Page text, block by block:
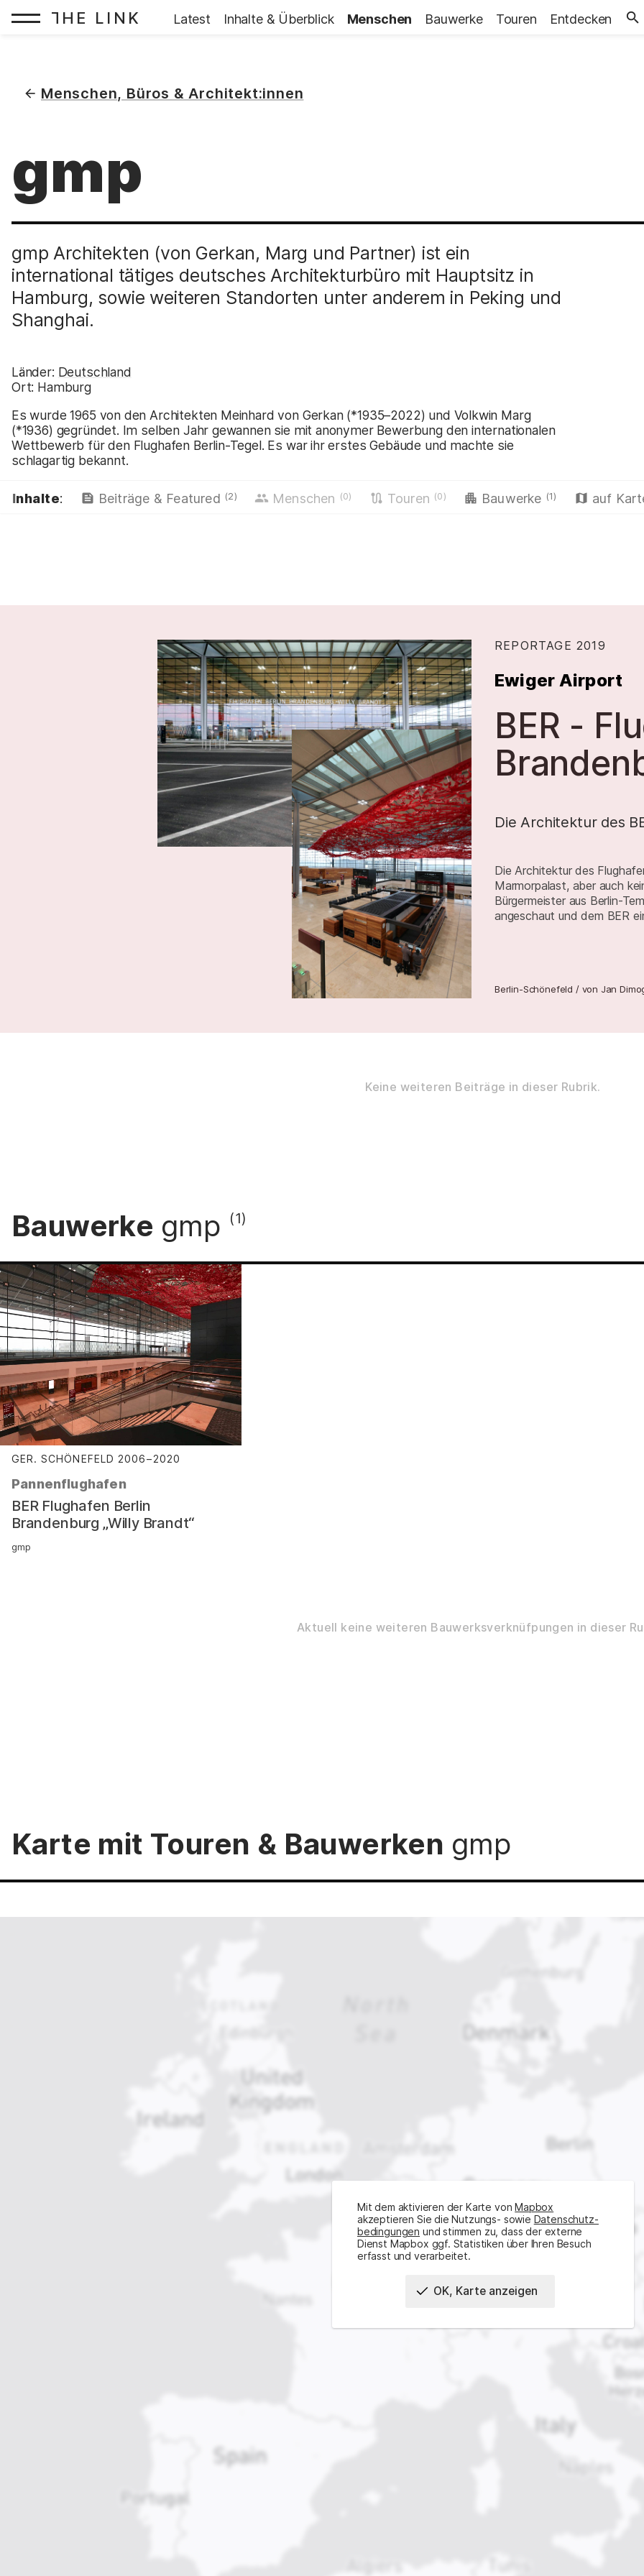
Zum Inhalt springen
T
HE LINK Startseite:
Latest Inhalte & Überblick Menschen Bauwerke Touren Entdecken
gmp
( Menschen, Büros & Architekt:innen
gmp Architekten (von Gerkan, Marg und Partner) ist ein
international tätiges deutsches Architekturbüro mit Hauptsitz in
Hamburg, sowie weiteren Standorten unter anderem in Peking und
Shanghai.
Länder: Deutschland
Ort: Hamburg
Es wurde 1965 von den Architekten Meinhard von Gerkan (*1935–2022) und Volkwin Marg
(*1936) gegründet. Im selben Jahr gewannen sie mit anonymer Bewerbung den internationalen
Wettbewerb für den Flughafen Berlin-Tegel. Es war ihr erstes Gebäude und machte sie
schlagartig bekannt.
Inhalte: Beiträge & Featured (2) Menschen (0) Touren (0) Bauwerke (1) auf
REPORTAGE 2019
Ewiger Airport
BER -
Die Architektur des
Die Architektur des
Marmorpalast, aber auch
Bürgermeister aus Berlin-
angeschaut und dem BER
Berlin-Schönefeld / von Jan
Keine weiteren Beiträge in dieser Rubrik.
Bauwerke gmp (1)
GER. SCHÖNEFELD 2006⁠–⁠2020
Pannenflughafen
–
BER Flughafen Berlin
Brandenburg „Willy Brandt“
gmp
Aktuell keine weiteren Bauwerksverknüfpungen in dieser
Karte mit Touren & Bauwerken gmp
Mit dem aktivieren der Karte vonMapbox
akzeptieren Sie die Nutzungs- sowie Daten­schutz­
bedingungen und stimmen zu, dass der externe
Dienst Mapbox ggf. Statistiken über Ihren Besuch
erfasst und verarbeitet.
OK, Karte anzeigen